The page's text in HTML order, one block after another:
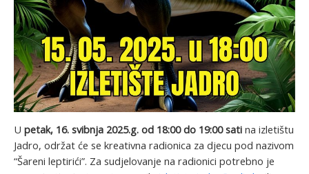
U petak, 16. svibnja 2025.g. od 18:00 do 19:00 sati na izletištu
Jadro, održat će se kreativna radionica za djecu pod nazivom
“Šareni leptirići”. Za sudjelovanje na radionici potrebno je